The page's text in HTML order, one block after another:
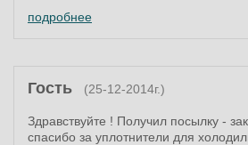
подробнее
Гость (25-12-2014г.)
Здравствуйте ! Получил посылку -
спасибо за уплотнители для